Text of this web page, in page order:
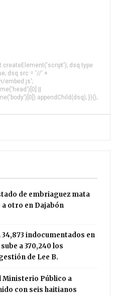
dsq.type
dsq.src = '//' +
embed.js';
||
})();
de embriaguez mata
a otro en Dajabón
indocumentados en
a 370,240 los
de Lee B.
Ministerio Público a
con seis haitianos